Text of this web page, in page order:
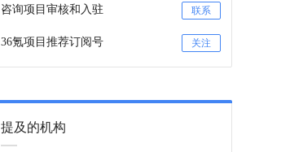
咨询项目审核和入驻 联系
36氪项目推荐订阅号 关注
提及的机构